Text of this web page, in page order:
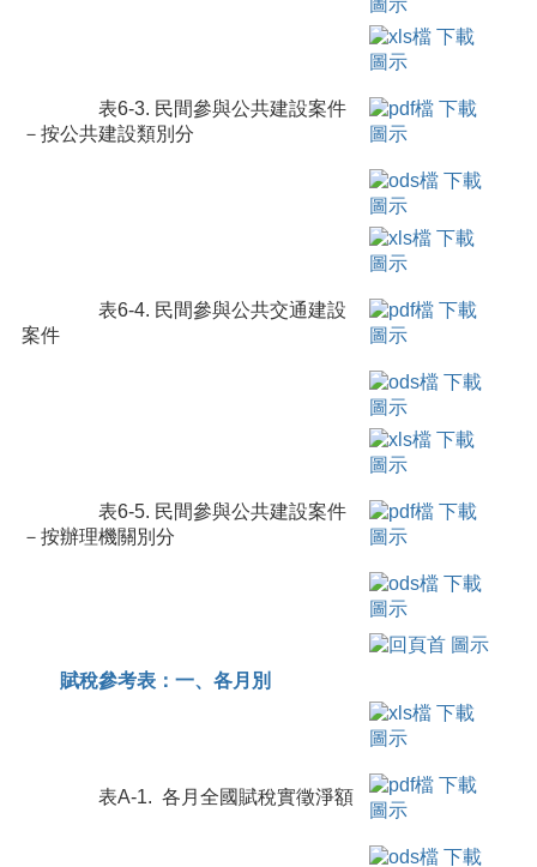
表6-3. 民間參與公共建設案件
－按公共建設類別分
表6-4. 民間參與公共交通建設
案件
表6-5. 民間參與公共建設案件
－按辦理機關別分
賦稅參考表：一、各月別
表A-1. 各月全國賦稅實徵淨額